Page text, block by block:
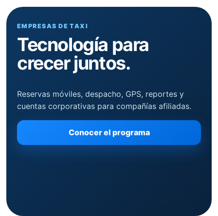
EMPRESAS DE TAXI
Tecnología para
crecer juntos.
Reservas móviles, despacho, GPS, reportes y
cuentas corporativas para compañías afiliadas.
Conocer el programa